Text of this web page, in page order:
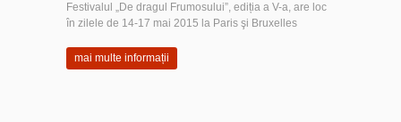
Festivalul „De dragul Frumosului”, ediția a V-a, are loc
în zilele de 14-17 mai 2015 la Paris şi Bruxelles
mai multe informații